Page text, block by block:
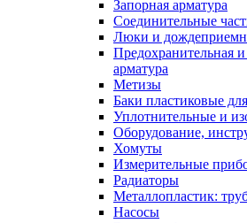
Запорная арматура
Соединительные
Люки и
Предохранительная
арматура
Метизы
Баки пластиковые
Уплотнительные и
Оборудование,
Хомуты
Измерительные
Радиаторы
Металлопластик:
Насосы